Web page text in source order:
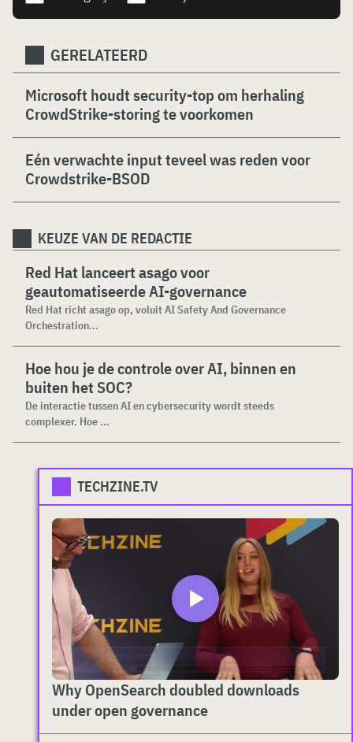
GERELATEERD
Microsoft houdt security-top om herhaling
CrowdStrike-storing te voorkomen
Eén verwachte input teveel was reden voor
Crowdstrike-BSOD
KEUZE VAN DE REDACTIE
Red Hat lanceert asago voor
geautomatiseerde AI-governance
Red Hat richt asago op, voluit AI Safety And Governance
Orchestration...
Hoe hou je de controle over AI, binnen en
buiten het SOC?
De interactie tussen AI en cybersecurity wordt steeds
complexer. Hoe ...
TECHZINE.TV
Why OpenSearch doubled downloads
under open governance